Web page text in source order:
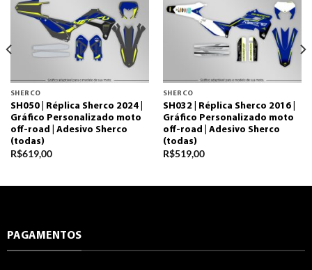
SHERCO
SH050 | Réplica Sherco 2024 |
Gráfico Personalizado moto
off-road | Adesivo Sherco
(todas)
R$619,00
SHERCO
SH032 | Réplica Sherco 2016 |
Gráfico Personalizado moto
off-road | Adesivo Sherco
(todas)
R$519,00
PAGAMENTOS